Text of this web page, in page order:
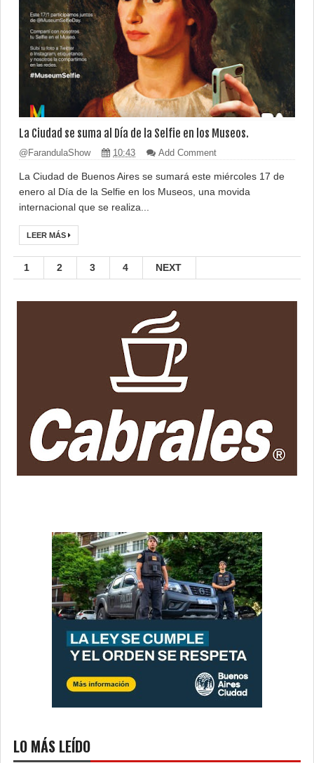
La Ciudad se suma al Día de la Selfie en los Museos.
@FarandulaShow 10:43 Add Comment
La Ciudad de Buenos Aires se sumará este miércoles 17 de
enero al Día de la Selfie en los Museos, una movida
internacional que se realiza...
LEER MÁS
1 2 3 4 NEXT
LO MÁS LEÍDO